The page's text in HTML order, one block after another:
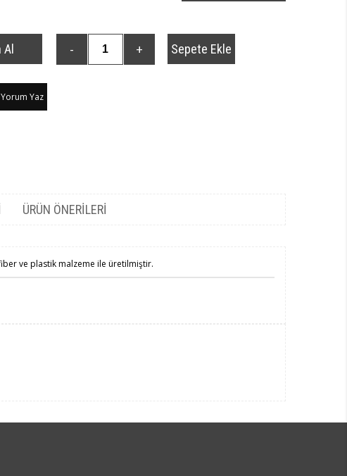
Yorum Yaz
ÜRÜN ÖNERILERI
ve plastik malzeme ile üretilmiştir.